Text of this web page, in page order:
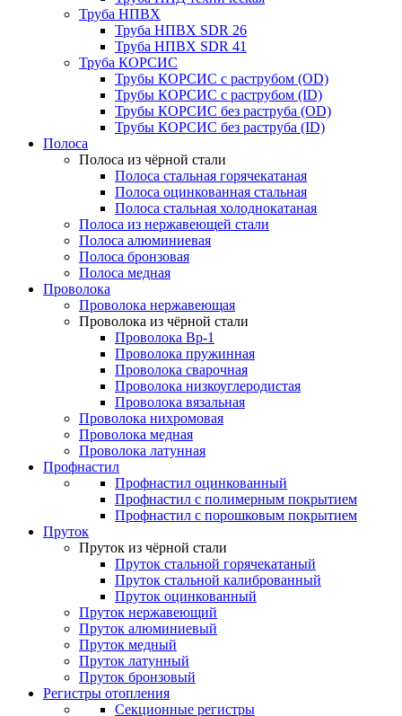
Труба НПВХ
Труба НПВХ SDR 26
Труба НПВХ SDR 41
Труба КОРСИС
Трубы КОРСИС с раструбом (OD)
Трубы КОРСИС с раструбом (ID)
Трубы КОРСИС без раструба (OD)
Трубы КОРСИС без раструба (ID)
Полоса
Полоса из чёрной стали
Полоса стальная горячекатаная
Полоса оцинкованная стальная
Полоса стальная холоднокатаная
Полоса из нержавеющей стали
Полоса алюминиевая
Полоса бронзовая
Полоса медная
Проволока
Проволока нержавеющая
Проволока из чёрной стали
Проволока Вр-1
Проволока пружинная
Проволока сварочная
Проволока низкоуглеродистая
Проволока вязальная
Проволока нихромовая
Проволока медная
Проволока латунная
Профнастил
Профнастил оцинкованный
Профнастил с полимерным покрытием
Профнастил с порошковым покрытием
Пруток
Пруток из чёрной стали
Пруток стальной горячекатаный
Пруток стальной калиброванный
Пруток оцинкованный
Пруток нержавеющий
Пруток алюминиевый
Пруток медный
Пруток латунный
Пруток бронзовый
Регистры отопления
Секционные регистры